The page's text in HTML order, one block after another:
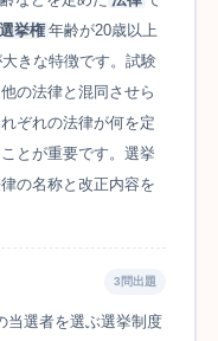
選挙権 年齢が20歳以上
きな特徴です。試験
の法律と混同させら
ぞれの法律が何を定
とが重要です。選挙
の名称と改正内容を
3問出題
当選者を選ぶ選挙制度